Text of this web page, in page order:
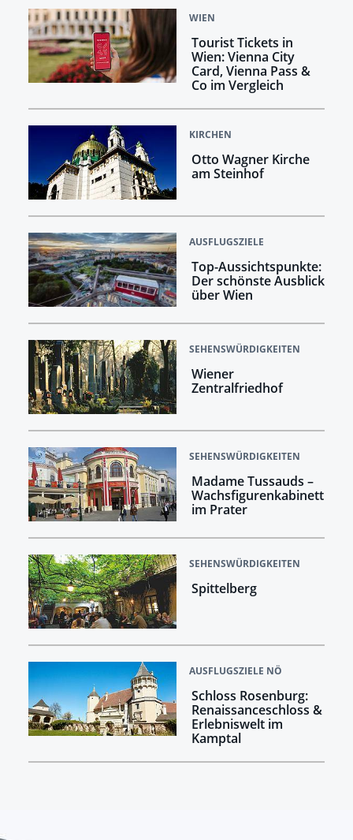
WIEN
Tourist Tickets in
Wien: Vienna City
Card, Vienna Pass &
Co im Vergleich
KIRCHEN
Otto Wagner Kirche
am Steinhof
AUSFLUGSZIELE
Top-Aussichtspunkte:
Der schönste Ausblick
über Wien
SEHENSWÜRDIGKEITEN
Wiener
Zentralfriedhof
SEHENSWÜRDIGKEITEN
Madame Tussauds –
Wachsfigurenkabinett
im Prater
SEHENSWÜRDIGKEITEN
Spittelberg
AUSFLUGSZIELE NÖ
Schloss Rosenburg:
Renaissanceschloss &
Erlebniswelt im
Kamptal